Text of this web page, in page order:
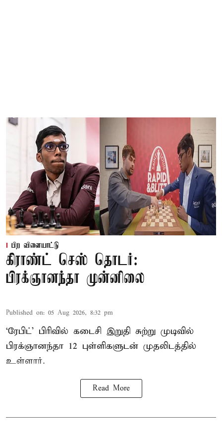
பிற விளையாட்டு
கிராண்ட் செஸ் தொடர்:
பிரக்ஞானந்தா முன்னிலை
Published on: 05 Aug 2026, 8:32 pm
‘ரேபிட்’ பிரிவில் கடைசி இறுதி சுற்று முடிவில்
பிரக்ஞானந்தா 12 புள்ளிகளுடன் முதலிடத்தில்
உள்ளார்.
Read More